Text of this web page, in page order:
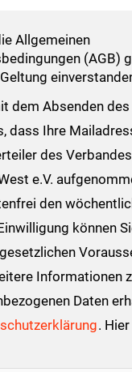
Allgemeinen
(AGB)
dem Absenden
dass Ihre
des
e.V.
den
können
Informationen
Daten erhalten Sie in
.